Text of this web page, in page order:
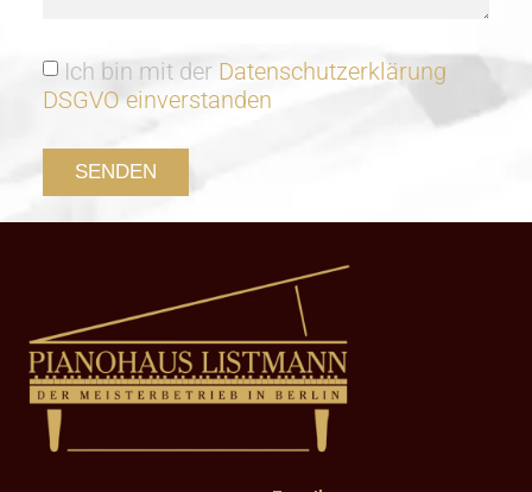
Ich bin mit der Datenschutzerklärung
DSGVO einverstanden
SENDEN